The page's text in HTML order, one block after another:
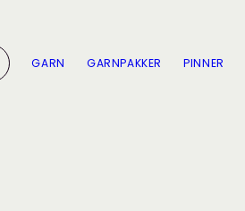
GARN GARNPAKKER PINNER